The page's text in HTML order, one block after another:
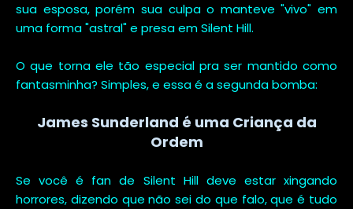
sua esposa, porém sua culpa o manteve "vivo" em
uma forma "astral" e presa em Silent Hill.
O que torna ele tão especial pra ser mantido como
fantasminha? Simples, e essa é a segunda bomba:
James Sunderland é uma Criança da
Ordem
Se você é fan de Silent Hill deve estar xingando
horrores, dizendo que não sei do que falo, que é tudo